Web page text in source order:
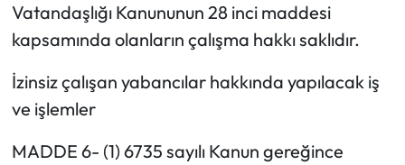
Vatandaşlığı Kanununun 28 inci maddesi
kapsamında olanların çalışma hakkı saklıdır.
İzinsiz çalışan yabancılar hakkında yapılacak iş
ve işlemler
MADDE 6- (1) 6735 sayılı Kanun gereğince